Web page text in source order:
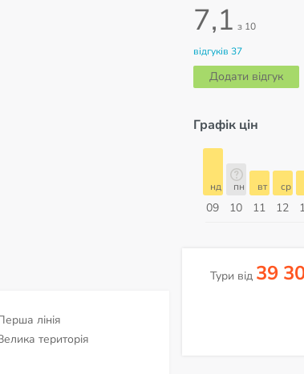
лінія
територія
7,1 з 10
відгуків 37
Додати відгук
Графік цін
09
нд
10
пн
11
вт
12
ср
Тури від 39